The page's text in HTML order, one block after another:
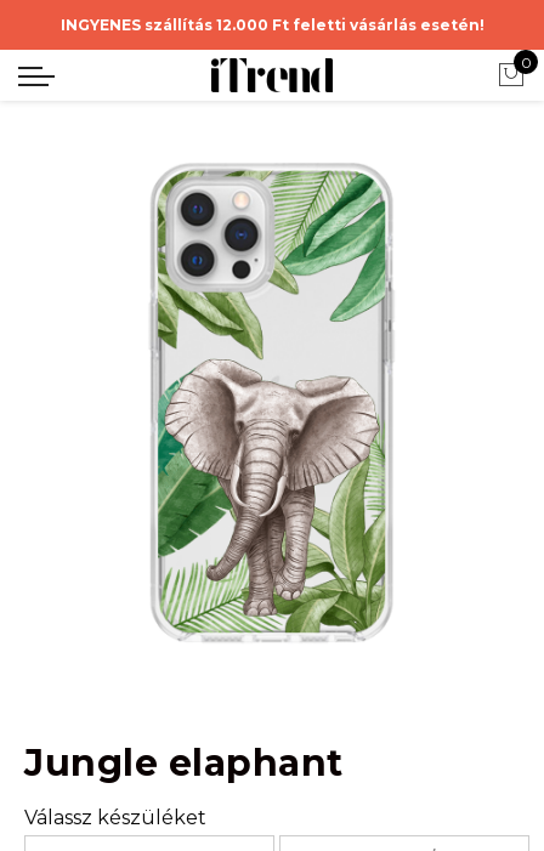
INGYENES szállítás 12.000 Ft feletti vásárlás esetén!
0
Jungle elaphant
Válassz készüléket